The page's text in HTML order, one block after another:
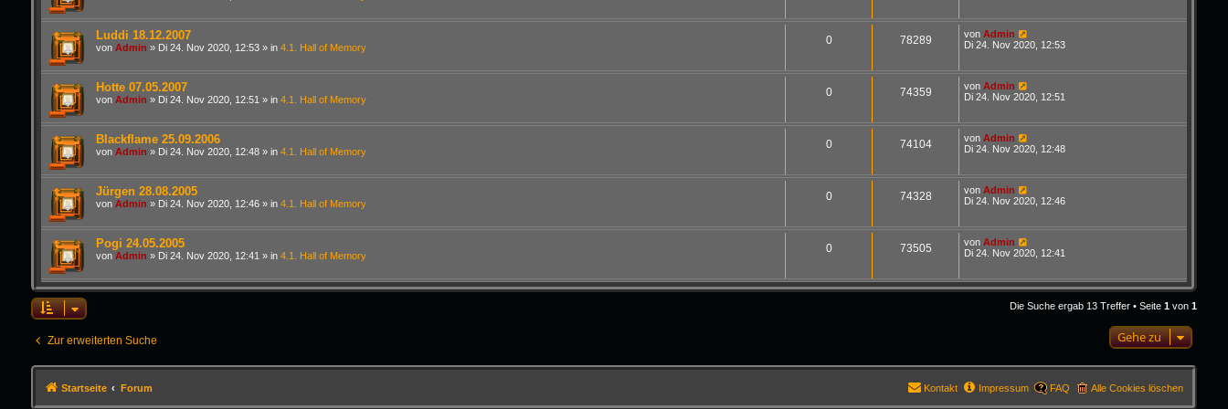
Luddi 18.12.2007
von Admin » Di 24. Nov 2020, 12:53» in 4.1. Hall of Memory
0 78289 von Admin
Di 24. Nov 2020, 12:53
Hotte 07.05.2007
von Admin » Di 24. Nov 2020, 12:51 » in 4.1. Hall of Memory
0 74359 von Admin
Di 24. Nov 2020, 12:51
Blackflame 25.09.2006
von Admin » Di 24. Nov 2020, 12:48» in 4.1. Hall of Memory
0 74104 von Admin
Di 24. Nov 2020, 12:48
Jürgen 28.08.2005
von Admin » Di 24. Nov 2020, 12:46» in 4.1. Hall of Memory
0 74328 von Admin
Di 24. Nov 2020, 12:46
Pogi 24.05.2005
von Admin » Di 24. Nov 2020, 12:41 » in 4.1. Hall of Memory
0 73505 von Admin
Di 24. Nov 2020, 12:41
Die Suche ergab 13 Treffer • Seite1 von1
Zur erweiterten Suche Gehe zu
Startseite Forum Alle Cookies löschen
FAQ
Impressum
Kontakt